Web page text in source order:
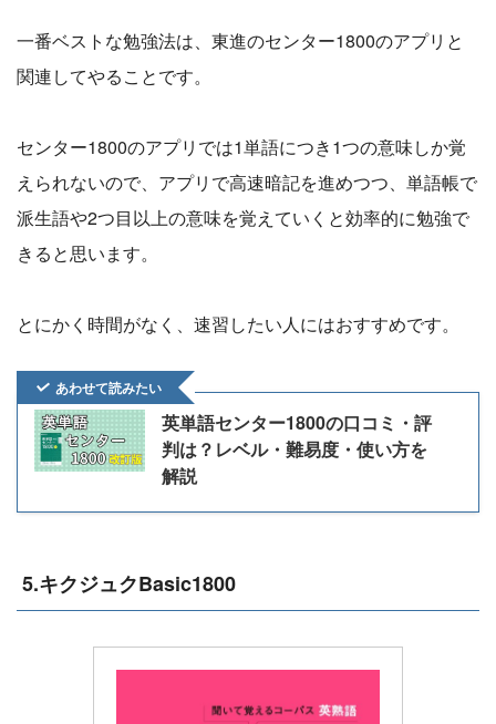
一番ベストな勉強法は、東進のセンター1800のアプリと
関連してやることです。
センター1800のアプリでは1単語につき1つの意味しか覚
えられないので、アプリで高速暗記を進めつつ、単語帳で
派生語や2つ目以上の意味を覚えていくと効率的に勉強で
きると思います。
とにかく時間がなく、速習したい人にはおすすめです。
あわせて読みたい
英単語センター1800の口コミ・評
判は？レベル・難易度・使い方を
解説
5.キクジュクBasic1800